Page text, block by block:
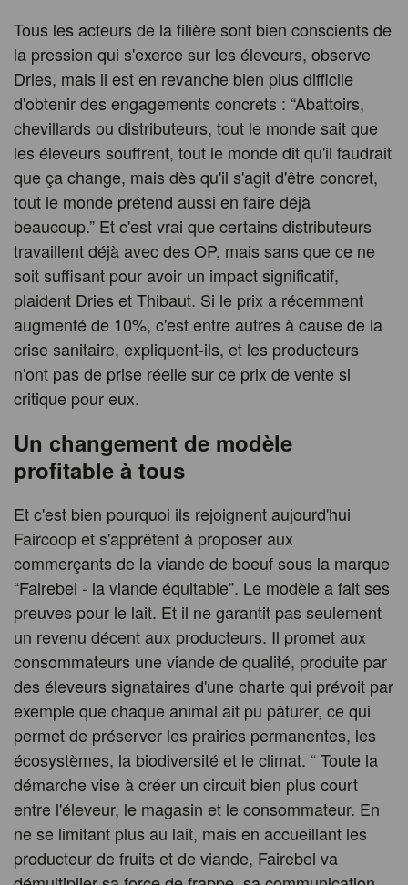
Tous les acteurs de la filière sont bien conscients de
la pression qui s'exerce sur les éleveurs, observe
Dries, mais il est en revanche bien plus difficile
d'obtenir des engagements concrets : “Abattoirs,
chevillards ou distributeurs, tout le monde sait que
les éleveurs souffrent, tout le monde dit qu'il faudrait
que ça change, mais dès qu'il s'agit d'être concret,
tout le monde prétend aussi en faire déjà
beaucoup.” Et c'est vrai que certains distributeurs
travaillent déjà avec des OP, mais sans que ce ne
soit suffisant pour avoir un impact significatif,
plaident Dries et Thibaut. Si le prix a récemment
augmenté de 10%, c'est entre autres à cause de la
crise sanitaire, expliquent-ils, et les producteurs
n'ont pas de prise réelle sur ce prix de vente si
critique pour eux.
Un changement de modèle
profitable à tous
Et c'est bien pourquoi ils rejoignent aujourd'hui
Faircoop et s'apprêtent à proposer aux
commerçants de la viande de boeuf sous la marque
“Fairebel - la viande équitable”. Le modèle a fait ses
preuves pour le lait. Et il ne garantit pas seulement
un revenu décent aux producteurs. Il promet aux
consommateurs une viande de qualité, produite par
des éleveurs signataires d'une charte qui prévoit par
exemple que chaque animal ait pu pâturer, ce qui
permet de préserver les prairies permanentes, les
écosystèmes, la biodiversité et le climat. “ Toute la
démarche vise à créer un circuit bien plus court
entre l'éleveur, le magasin et le consommateur. En
ne se limitant plus au lait, mais en accueillant les
producteur de fruits et de viande, Fairebel va